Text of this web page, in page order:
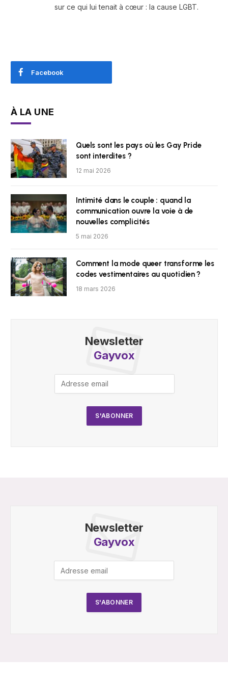
sur ce qui lui tenait à cœur : la cause LGBT.
Facebook
À LA UNE
Quels sont les pays où les Gay Pride
sont interdites ?
12 mai 2026
Intimité dans le couple : quand la
communication ouvre la voie à de
nouvelles complicités
5 mai 2026
Comment la mode queer transforme les
codes vestimentaires au quotidien ?
18 mars 2026
Newsletter
Gayvox
Newsletter
Gayvox